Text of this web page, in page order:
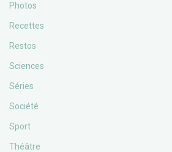
Photos
Recettes
Restos
Sciences
Séries
Société
Sport
Théâtre